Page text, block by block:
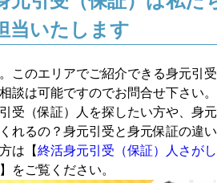
当いたします
このエリアでご紹介できる身元引
談は可能ですのでお問合せ下さい。
受（保証）人を探したい方や、身
れるの？身元引受と身元保証の違
は【終活身元引受（保証）人さが
】をご覧ください。